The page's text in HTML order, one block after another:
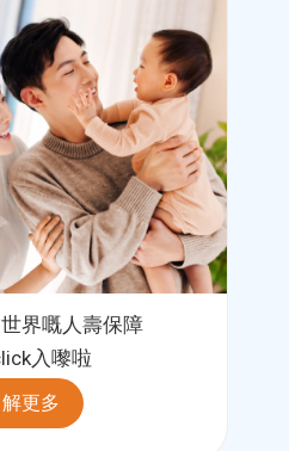
界嘅人壽保障
入嚟啦
更多